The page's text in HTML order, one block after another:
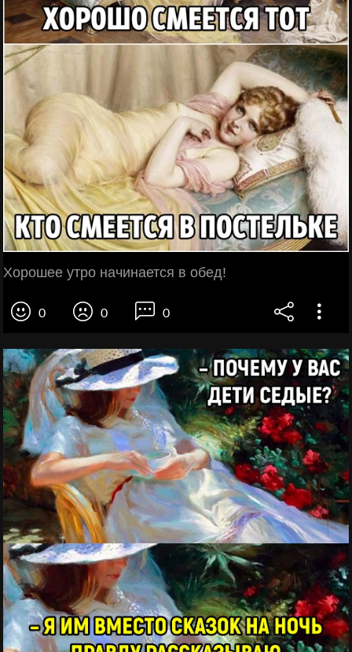
Хорошее утро начинается в обед!
0 0 0